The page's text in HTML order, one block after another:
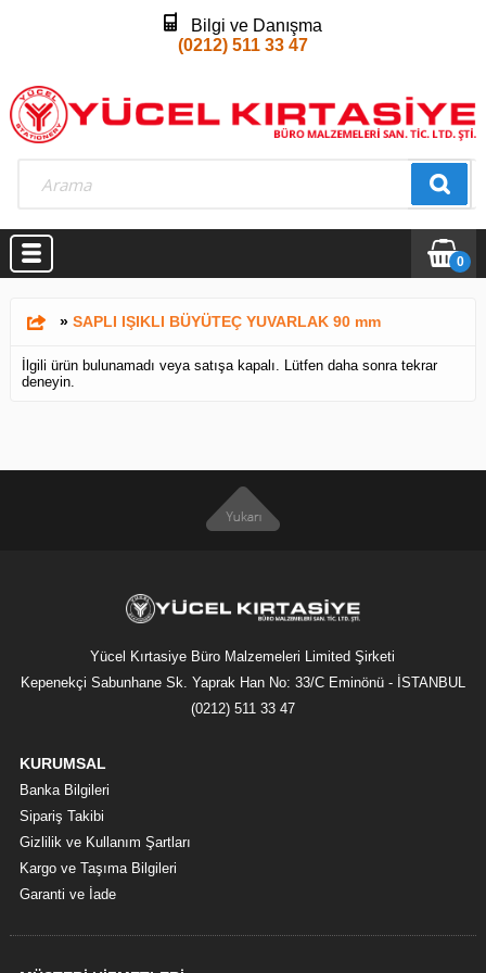
Bilgi ve Danışma
(0212) 511 33 47
0
» SAPLI IŞIKLI BÜYÜTEÇ YUVARLAK 90 mm
İlgili ürün bulunamadı veya satışa kapalı. Lütfen daha sonra tekrar
deneyin.
Yücel Kırtasiye Büro Malzemeleri Limited Şirketi
Kepenekçi Sabunhane Sk. Yaprak Han No: 33/C Eminönü - İSTANBUL
(0212) 511 33 47
KURUMSAL
Banka Bilgileri
Sipariş Takibi
Gizlilik ve Kullanım Şartları
Kargo ve Taşıma Bilgileri
Garanti ve İade